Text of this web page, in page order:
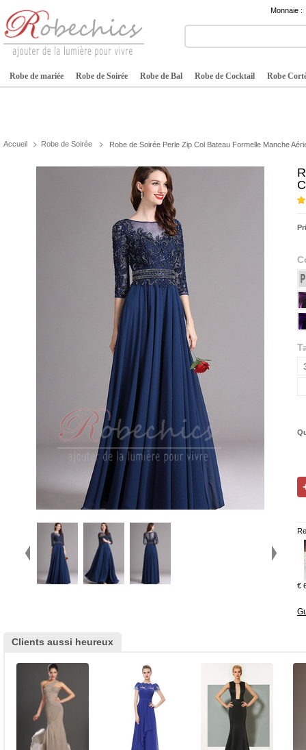
Monnaie :
Robe de mariée Robe de Soirée Robe de Bal Robe de Cocktail Robe
Accueil Robe de Soirée Robe de Soirée Perle Zip Col Bateau Formelle Manche
€
Clients aussi heureux